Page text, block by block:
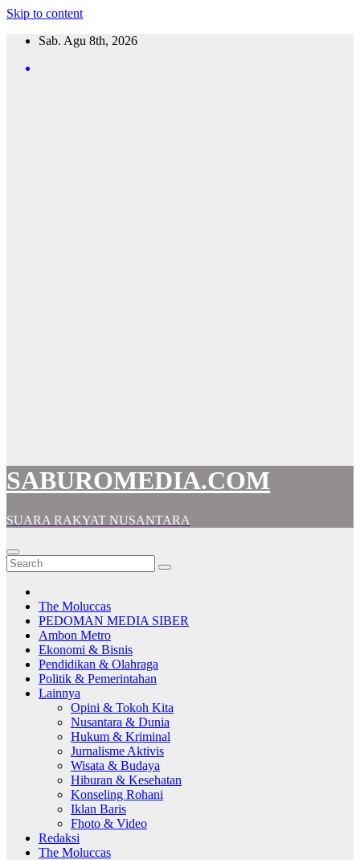
Skip to content
Sab. Agu 8th, 2026
SABUROMEDIA.COM
SUARA RAKYAT NUSANTARA
The Moluccas
PEDOMAN MEDIA SIBER
Ambon Metro
Ekonomi & Bisnis
Pendidikan & Olahraga
Politik & Pemerintahan
Lainnya
Opini & Tokoh Kita
Nusantara & Dunia
Hukum & Kriminal
Jurnalisme Aktivis
Wisata & Budaya
Hiburan & Kesehatan
Konseling Rohani
Iklan Baris
Fhoto & Video
Redaksi
The Moluccas